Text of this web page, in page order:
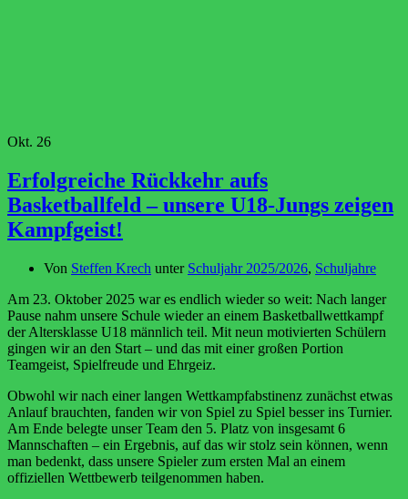
Okt. 26
Erfolgreiche Rückkehr aufs
Basketballfeld – unsere U18-Jungs zeigen
Kampfgeist!
Von Steffen Krech unter Schuljahr 2025/2026, Schuljahre
Am 23. Oktober 2025 war es endlich wieder so weit: Nach langer
Pause nahm unsere Schule wieder an einem Basketballwettkampf
der Altersklasse U18 männlich teil. Mit neun motivierten Schülern
gingen wir an den Start – und das mit einer großen Portion
Teamgeist, Spielfreude und Ehrgeiz.
Obwohl wir nach einer langen Wettkampfabstinenz zunächst etwas
Anlauf brauchten, fanden wir von Spiel zu Spiel besser ins Turnier.
Am Ende belegte unser Team den 5. Platz von insgesamt 6
Mannschaften – ein Ergebnis, auf das wir stolz sein können, wenn
man bedenkt, dass unsere Spieler zum ersten Mal an einem
offiziellen Wettbewerb teilgenommen haben.